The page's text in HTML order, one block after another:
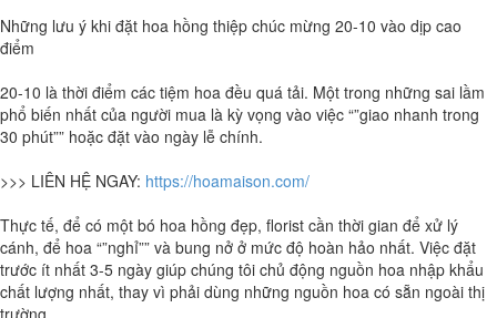
Những lưu ý khi đặt hoa hồng thiệp chúc mừng 20-10 vào dịp cao
điểm
20-10 là thời điểm các tiệm hoa đều quá tải. Một trong những sai lầm
phổ biến nhất của người mua là kỳ vọng vào việc “”giao nhanh trong
30 phút”” hoặc đặt vào ngày lễ chính.
>>> LIÊN HỆ NGAY: https://hoamaison.com/
Thực tế, để có một bó hoa hồng đẹp, florist cần thời gian để xử lý
cánh, để hoa “”nghỉ”” và bung nở ở mức độ hoàn hảo nhất. Việc đặt
trước ít nhất 3-5 ngày giúp chúng tôi chủ động nguồn hoa nhập khẩu
chất lượng nhất, thay vì phải dùng những nguồn hoa có sẵn ngoài thị
trường.